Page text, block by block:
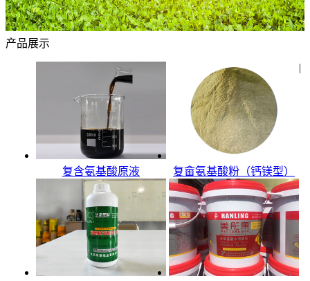
产品展示
复含氨基酸原液 复畲氨基酸粉（钙镁型）
|